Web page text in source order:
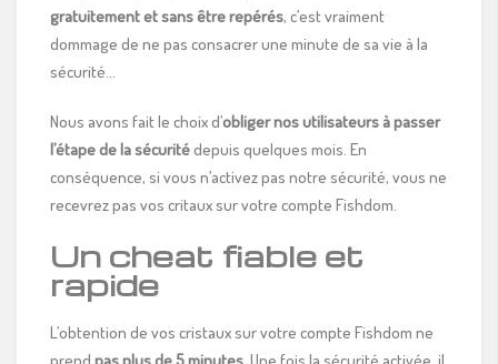
gratuitement et sans être repérés, c’est vraiment
dommage de ne pas consacrer une minute de sa vie à la
sécurité…
Nous avons fait le choix d’obliger nos utilisateurs à passer
l’étape de la sécuritédepuis quelques mois. En
conséquence, si vous n’activez pas notre sécurité, vous ne
recevrez pas vos critaux sur votre compte Fishdom.
Un cheat fiable et
rapide
L’obtention de vos cristaux sur votre compte Fishdom ne